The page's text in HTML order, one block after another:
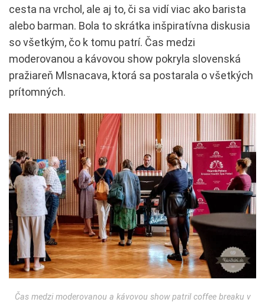
cesta na vrchol, ale aj to, či sa vidí viac ako barista
alebo barman. Bola to skrátka inšpiratívna diskusia
so všetkým, čo k tomu patrí. Čas medzi
moderovanou a kávovou show pokryla slovenská
pražiareň Mlsnacava, ktorá sa postarala o všetkých
prítomných.
Čas medzi moderovanou a kávovou show patril coffee breaku v